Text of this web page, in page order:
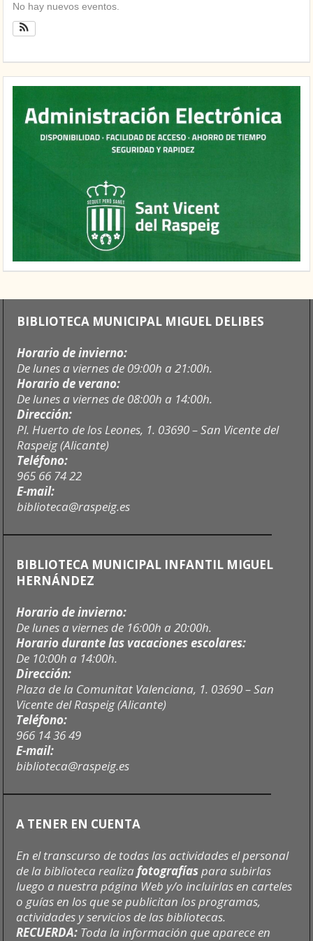
No hay nuevos eventos.
BIBLIOTECA MUNICIPAL MIGUEL DELIBES
Horario de invierno:
De lunes a viernes de 09:00h a 21:00h.
Horario de verano:
De lunes a viernes de 08:00h a 14:00h.
Dirección:
Pl. Huerto de los Leones, 1. 03690 – San Vicente del
Raspeig (Alicante)
Teléfono:
965 66 74 22
E-mail:
biblioteca@raspeig.es
BIBLIOTECA MUNICIPAL INFANTIL MIGUEL
HERNÁNDEZ
Horario de invierno:
De lunes a viernes de 16:00h a 20:00h.
Horario durante las vacaciones escolares:
De 10:00h a 14:00h.
Dirección:
Plaza de la Comunitat Valenciana, 1. 03690 – San
Vicente del Raspeig (Alicante)
Teléfono:
966 14 36 49
E-mail:
biblioteca@raspeig.es
A TENER EN CUENTA
En el transcurso de todas las actividades el personal
de la biblioteca realizafotografíaspara subirlas
luego a nuestra página Web y/o incluirlas en carteles
o guías en los que se publicitan los programas,
actividades y servicios de las bibliotecas.
RECUERDA: Toda la información que aparece en